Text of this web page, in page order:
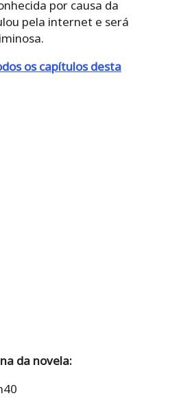
por causa da
pela internet e será
os capítulos desta
da novela: